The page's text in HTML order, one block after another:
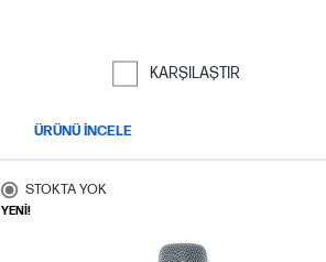
KARŞILAŞTIR
ÜRÜNÜ İNCELE
STOKTA YOK
YENİ!